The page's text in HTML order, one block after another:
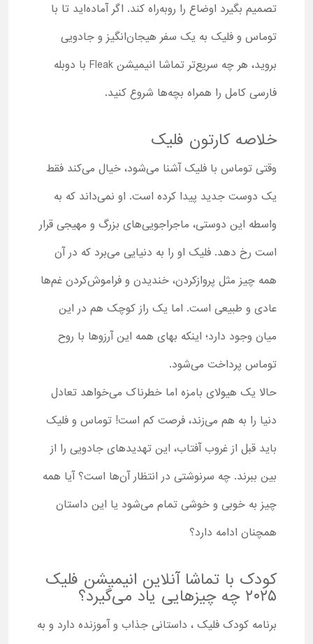
تصمیم بگیرد اوضاع را روبه‌راه کند. اگر آماده‌اید تا با
توماس و فلیک به یک سفر هیجان‌انگیز و جادویی
بروید، هر چه سریع‌تر تماشا انیمیشن Fleak با دوبله
فارسی کامل را همراه بچه‌ها شروع کنید.
خلاصه کارتون فلیک
وقتی توماس با فلیک آشنا می‌شود، خیال می‌کند فقط
یک دوست جدید پیدا کرده است. او نمی‌داند که به
واسطه این دوستی، ماجراجویی‌های بزرگ و مهیجی قرار
است رخ دهد. فلیک او را به دنیایی می‌برد که در آن
همه چیز مثل پروازکردن، خندیدن و فراموش‌کردن غم‌ها
عادی و طبیعی است. اما یک راز کوچک هم در این
میان وجود دارد؛ اینکه بهای همه این آرزوها با روح
توماس پرداخت می‌شود.
حالا یک هیولای بامزه اما خطرناک می‌خواهد تعادل
دنیا را به هم می‌زند، فرصت کم است! توماس و فلیک
باید قبل از غروب آفتاب، این تهدیدهای جادویی را از
بین‌ ببرند. چه سرنوشتی در انتظار آن‌ها است؟ آیا همه
چیز به خوبی و خوشی تمام می‌شود یا این داستان
همچنان ادامه دارد؟
کودک با تماشا آنلاین انیمیشن فلیک
۲۰۲۵ چه چیزهایی یاد می‌گیرد؟
برنامه کودک فلیک ، داستانی جذاب و آموزنده دارد و به